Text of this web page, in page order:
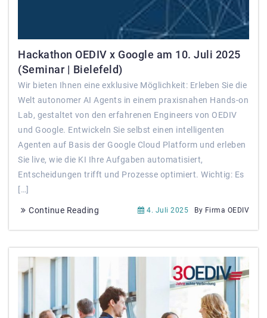
Hackathon OEDIV x Google am 10. Juli 2025
(Seminar | Bielefeld)
Wir bieten Ihnen eine exklusive Möglichkeit: Erleben Sie die
Welt autonomer AI Agents in einem praxisnahen Hands-on
Lab, gestaltet von den erfahrenen Engineers von OEDIV
und Google. Entwickeln Sie selbst einen intelligenten
Agenten auf Basis der Google Cloud Platform und erleben
Sie live, wie die KI Ihre Aufgaben automatisiert,
Entscheidungen trifft und Prozesse optimiert. Wichtig: Es
[…]
Continue Reading 4. Juli 2025 By Firma OEDIV